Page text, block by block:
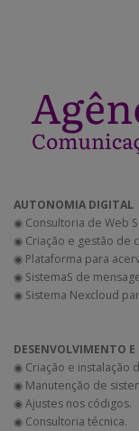
AUTONOMIA DIGITAL
◉ Consultoria de Web
◉ Criação e gestão de
◉ Plataforma para
◉ SistemaS de
◉ Sistema Nexcloud
DESENVOLVIMENTO
◉ Criação e instalação
◉ Manutenção de
◉ Ajustes nos códigos.
◉ Consultoria técnica.